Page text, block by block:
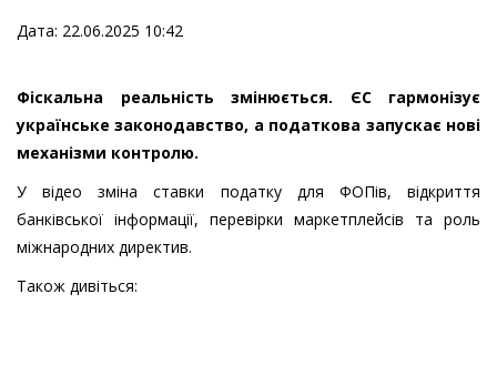
Дата: 22.06.2025 10:42
Фіскальна реальність змінюється. ЄС гармонізує
українське законодавство, а податкова запускає нові
механізми контролю.
У відео зміна ставки податку для ФОПів, відкриття
банківської інформації, перевірки маркетплейсів та роль
міжнародних директив.
Також дивіться: